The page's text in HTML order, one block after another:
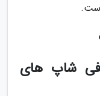
شاپ های